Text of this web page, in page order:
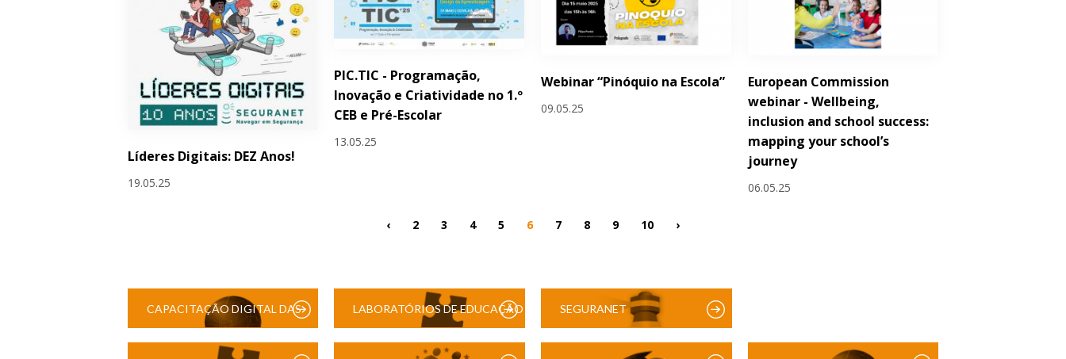
Líderes Digitais: DEZ Anos!
19.05.25
PIC.TIC - Programação,
Inovação e Criatividade no 1.º
CEB e Pré-Escolar
13.05.25
Webinar “Pinóquio na Escola”
09.05.25
European Commission
webinar - Wellbeing,
inclusion and school success:
mapping your school’s
journey
06.05.25
‹ 2 3 4 5 6 7 8 9 10 ›
CAPACITAÇÃO DIGITAL DAS LABORATÓRIOS DE EDUCAÇÃO SEGURANET